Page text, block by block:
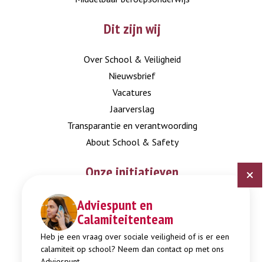
Adviespunt en
Calamiteitenteam
Heb je een vraag over sociale veiligheid of is er een
calamiteit op school? Neem dan contact op met ons
Dit zijn wij
Over School & Veiligheid
Nieuwsbrief
Vacatures
Jaarverslag
Transparantie en verantwoording
About School & Safety
Onze initiatieven
Digitaal Veiligheidsplan
Expertisepunt Burgerschap
Gendi
Week tegen Pesten